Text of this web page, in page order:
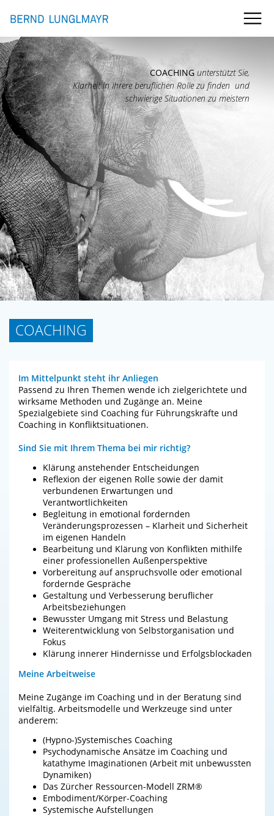
COACHING unterstützt Sie,
Klarheit in Ihrere beruflichen Rolle zu finden und
schwierige Situationen zu meistern
COACHING
Im Mittelpunkt steht ihr Anliegen
Passend zu Ihren Themen wende ich zielgerichtete und
wirksame Methoden und Zugänge an. Meine
Spezialgebiete sind Coaching für Führungskräfte und
Coaching in Konfliktsituationen.
Sind Sie mit Ihrem Thema bei mir richtig?
Klärung anstehender Entscheidungen
Reflexion der eigenen Rolle sowie der damit
verbundenen Erwartungen und
Verantwortlichkeiten
Begleitung in emotional fordernden
Veränderungsprozessen – Klarheit und Sicherheit
im eigenen Handeln
Bearbeitung und Klärung von Konflikten mithilfe
einer professionellen Außenperspektive
Vorbereitung auf anspruchsvolle oder emotional
fordernde Gespräche
Gestaltung und Verbesserung beruflicher
Arbeitsbeziehungen
Bewusster Umgang mit Stress und Belastung
Weiterentwicklung von Selbstorganisation und
Fokus
Klärung innerer Hindernisse und Erfolgsblockaden
Meine Arbeitweise
Meine Zugänge im Coaching und in der Beratung sind
vielfältig. Arbeitsmodelle und Werkzeuge sind unter
anderem:
(Hypno-)Systemisches Coaching
Psychodynamische Ansätze im Coaching und
katathyme Imaginationen (Arbeit mit unbewussten
Dynamiken)
Das Zürcher Ressourcen-Modell ZRM®
Embodiment/Körper-Coaching
Systemische Aufstellungen